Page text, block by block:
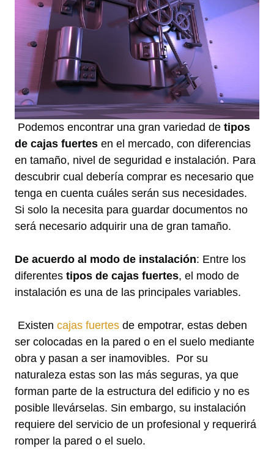
Podemos encontrar una gran variedad de tipos
de cajas fuertes en el mercado, con diferencias
en tamaño, nivel de seguridad e instalación. Para
descubrir cual debería comprar es necesario que
tenga en cuenta cuáles serán sus necesidades.
Si solo la necesita para guardar documentos no
será necesario adquirir una de gran tamaño.
De acuerdo al modo de instalación: Entre los
diferentes tipos de cajas fuertes, el modo de
instalación es una de las principales variables.
Existen cajas fuertes de empotrar, estas deben
ser colocadas en la pared o en el suelo mediante
obra y pasan a ser inamovibles. Por su
naturaleza estas son las más seguras, ya que
forman parte de la estructura del edificio y no es
posible llevárselas. Sin embargo, su instalación
requiere del servicio de un profesional y requerirá
romper la pared o el suelo.